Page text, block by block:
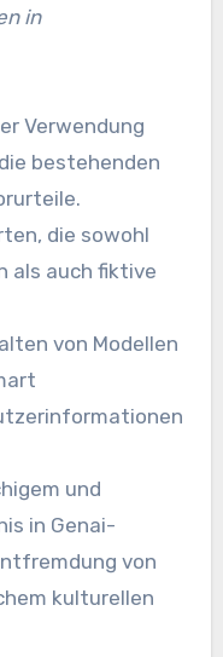
in
Verwendung
bestehenden
die sowohl
als auch fiktive
von Modellen
und
in Genai-
von
kulturellen